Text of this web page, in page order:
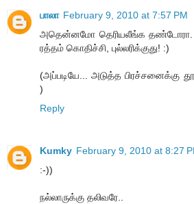
பாலா February 9, 2010 at 7:57 PM
அதென்னமோ தெரியலீங்க தண்டோரா.
ரத்தம் கொதிச்சி, புல்லரிக்குது! :)
(அப்படியே... அடுத்த பிரச்சனைக்கு
)
Reply
Kumky February 9, 2010 at 8:27
:-))
நல்லாருக்கு தலிவரே..